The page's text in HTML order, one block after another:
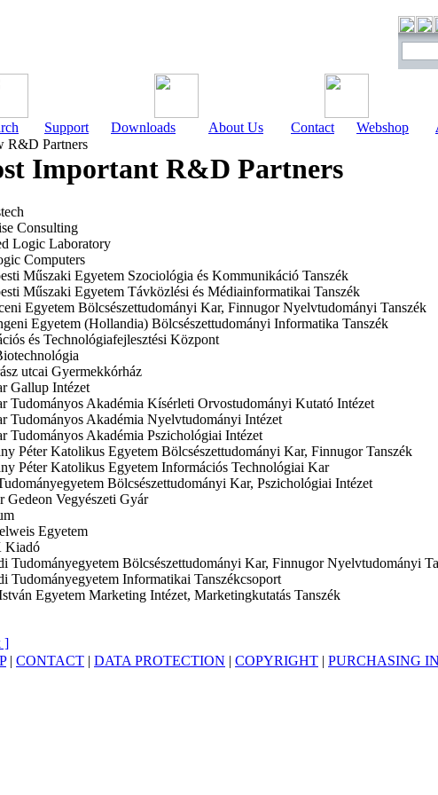
Support Downloads About Us Contact Webshop
R&D Partners
Important R&D Partners
Consulting
Logic Laboratory
Computers
Műszaki Egyetem Szociológia és Kommunikáció Tanszék
Műszaki Egyetem Távközlési és Médiainformatikai Tanszék
Egyetem Bölcsészettudományi Kar, Finnugor Nyelvtudományi Tanszék
Egyetem (Hollandia) Bölcsészettudományi Informatika Tanszék
és Technológiafejlesztési Központ
utcai Gyermekkórház
Gallup Intézet
Tudományos Akadémia Kísérleti Orvostudományi Kutató Intézet
Tudományos Akadémia Nyelvtudományi Intézet
Tudományos Akadémia Pszichológiai Intézet
Péter Katolikus Egyetem Bölcsészettudományi Kar, Finnugor Tanszék
Péter Katolikus Egyetem Információs Technológiai Kar
Bölcsészettudományi Kar, Pszichológiai Intézet
Gedeon Vegyészeti Gyár
Egyetem
Kiadó
Tudományegyetem Bölcsészettudományi Kar, Finnugor Nyelvtudományi
Tudományegyetem Informatikai Tanszékcsoport
Egyetem Marketing Intézet, Marketingkutatás Tanszék
]
| CONTACT | DATA PROTECTION | COPYRIGHT | PURCHASING